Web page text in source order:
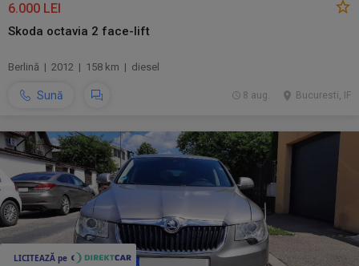
6.000 LEI
Skoda octavia 2 face-lift
Berlină | 2012 | 158 km | diesel
Sună Bucuresti, IF
8 aug.